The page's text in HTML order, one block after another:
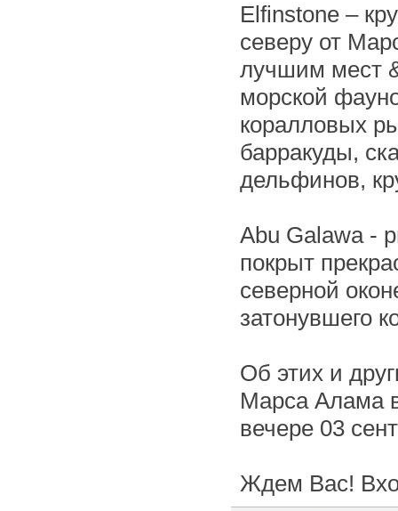
Elfinstone –
северу от
лучшим мест
морской
коралловых
барракуды,
дельфинов,
Abu Galawa -
покрыт
северной
затонувшего
Об этих и
Марса Алама
вечере 03
Ждем Вас!